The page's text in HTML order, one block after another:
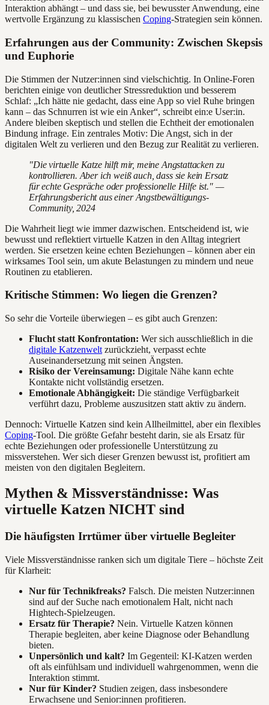
Interaktion abhängt – und dass sie, bei bewusster Anwendung, eine
wertvolle Ergänzung zu klassischen Coping-Strategien sein können.
Erfahrungen aus der Community: Zwischen Skepsis
und Euphorie
Die Stimmen der Nutzer:innen sind vielschichtig. In Online-Foren
berichten einige von deutlicher Stressreduktion und besserem
Schlaf: „Ich hätte nie gedacht, dass eine App so viel Ruhe bringen
kann – das Schnurren ist wie ein Anker“, schreibt ein:e User:in.
Andere bleiben skeptisch und stellen die Echtheit der emotionalen
Bindung infrage. Ein zentrales Motiv: Die Angst, sich in der
digitalen Welt zu verlieren und den Bezug zur Realität zu verlieren.
"Die virtuelle Katze hilft mir, meine Angstattacken zu
kontrollieren. Aber ich weiß auch, dass sie kein Ersatz
für echte Gespräche oder professionelle Hilfe ist." —
Erfahrungsbericht aus einer Angstbewältigungs-
Community, 2024
Die Wahrheit liegt wie immer dazwischen. Entscheidend ist, wie
bewusst und reflektiert virtuelle Katzen in den Alltag integriert
werden. Sie ersetzen keine echten Beziehungen – können aber ein
wirksames Tool sein, um akute Belastungen zu mindern und neue
Routinen zu etablieren.
Kritische Stimmen: Wo liegen die Grenzen?
So sehr die Vorteile überwiegen – es gibt auch Grenzen:
Flucht statt Konfrontation: Wer sich ausschließlich in die
digitale Katzenwelt zurückzieht, verpasst echte
Auseinandersetzung mit seinen Ängsten.
Risiko der Vereinsamung: Digitale Nähe kann echte
Kontakte nicht vollständig ersetzen.
Emotionale Abhängigkeit: Die ständige Verfügbarkeit
verführt dazu, Probleme auszusitzen statt aktiv zu ändern.
Dennoch: Virtuelle Katzen sind kein Allheilmittel, aber ein flexibles
Coping-Tool. Die größte Gefahr besteht darin, sie als Ersatz für
echte Beziehungen oder professionelle Unterstützung zu
missverstehen. Wer sich dieser Grenzen bewusst ist, profitiert am
meisten von den digitalen Begleitern.
Mythen & Missverständnisse: Was
virtuelle Katzen NICHT sind
Die häufigsten Irrtümer über virtuelle Begleiter
Viele Missverständnisse ranken sich um digitale Tiere – höchste Zeit
für Klarheit:
Nur für Technikfreaks? Falsch. Die meisten Nutzer:innen
sind auf der Suche nach emotionalem Halt, nicht nach
Hightech-Spielzeugen.
Ersatz für Therapie? Nein. Virtuelle Katzen können
Therapie begleiten, aber keine Diagnose oder Behandlung
bieten.
Unpersönlich und kalt? Im Gegenteil: KI-Katzen werden
oft als einfühlsam und individuell wahrgenommen, wenn die
Interaktion stimmt.
Nur für Kinder? Studien zeigen, dass insbesondere
Erwachsene und Senior:innen profitieren.